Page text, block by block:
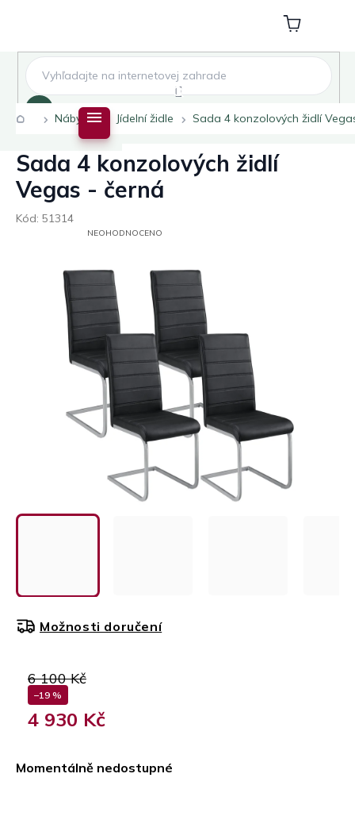
Nákupní
košík
DomůNábytek Jídelní židle Sada 4 konzolových židlí
Sada 4 konzolových židlí
Vegas - černá
Kód: 51314
PRŮMĚRNÉ
HVĚZDIČEK.
NEOHODNOCENO
6 100 Kč
–19 %
4 930 Kč
Momentálně nedostupné
Možnosti doručení